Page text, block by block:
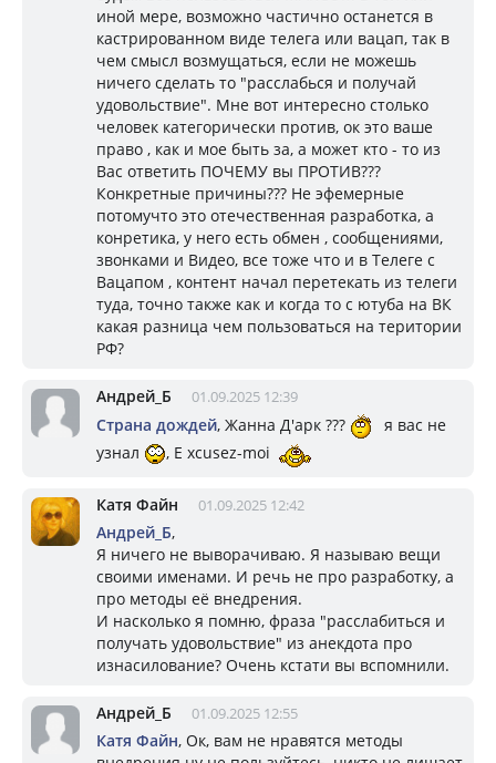
иной мере, возможно частично останется в
кастрированном виде телега или вацап, так в
чем смысл возмущаться, если не можешь
ничего сделать то "расслабься и получай
удовольствие". Мне вот интересно столько
человек категорически против, ок это ваше
право , как и мое быть за, а может кто - то из
Вас ответить ПОЧЕМУ вы ПРОТИВ???
Конкретные причины??? Не эфемерные
потомучто это отечественная разработка, а
конретика, у него есть обмен , сообщениями,
звонками и Видео, все тоже что и в Телеге с
Вацапом , контент начал перетекать из телеги
туда, точно также как и когда то с ютуба на ВК
какая разница чем пользоваться на територии
РФ?
Андрей_Б 01.09.2025 12:39
Страна дождей, Жанна Д'арк ???
я вас не
узнал
, E xcusez-moi
Катя Файн 01.09.2025 12:42
Андрей_Б,
Я ничего не выворачиваю. Я называю вещи
своими именами. И речь не про разработку, а
про методы её внедрения.
И насколько я помню, фраза "расслабиться и
получать удовольствие" из анекдота про
изнасилование? Очень кстати вы вспомнили.
Андрей_Б 01.09.2025 12:55
Катя Файн, Ок, вам не нравятся методы